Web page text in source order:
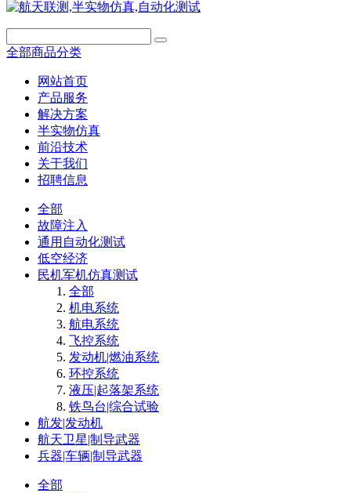
全部商品分类
网站首页
产品服务
解决方案
半实物仿真
前沿技术
关于我们
招聘信息
全部
故障注入
通用自动化测试
低空经济
民机军机仿真测试
全部
机电系统
航电系统
飞控系统
发动机|燃油系统
环控系统
液压|起落架系统
铁鸟台|综合试验
航发|发动机
航天卫星|制导武器
兵器|车辆|制导武器
全部